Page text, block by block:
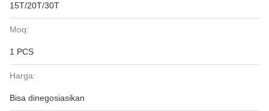
15T/20T/30T
Moq:
1 PCS
Harga:
Bisa dinegosiasikan